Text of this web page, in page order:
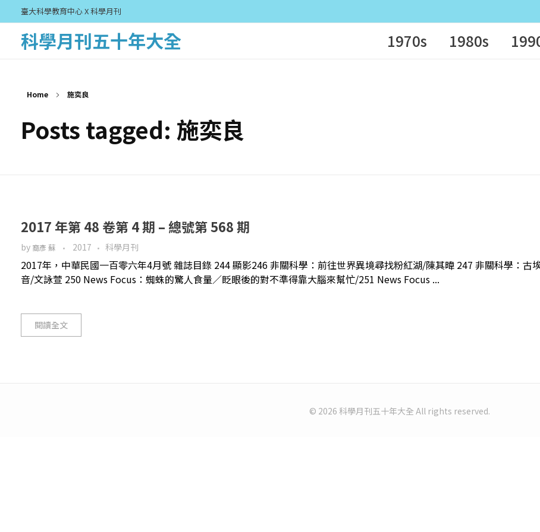
臺大科學教育中心 X 科學月刊
科學月刊五十年大全 1970s 1980s
Home 施奕良
Posts tagged: 施奕良
2017 年第 48 卷第 4 期 – 總號第 568 期
by 裔彥 蘇 2017 科學月刊
2017年，中華民國一百零六年4月號 雜誌目錄 244 顯影246 非關科學：前往世界異境尋找粉紅湖/陳其暐 247 非關科學：
音/文詠萱 250 News Focus：蜘蛛的驚人食量／眨眼後的對不準得靠大腦來幫忙/251 News Focus ...
閱讀全文
© 2026 科學月刊五十年大全 All rights reserved.